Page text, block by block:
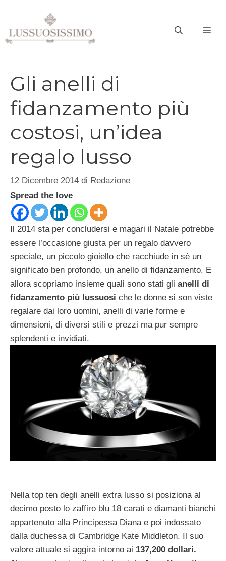
contenuto
Gli anelli di
fidanzamento più
costosi, un’idea
regalo lusso
12 Dicembre 2014 di Redazione
Spread the love
Il 2014 sta per concludersi e magari il Natale potrebbe
essere l’occasione giusta per un regalo davvero
speciale, un piccolo gioiello che racchiude in sè un
significato ben profondo, un anello di fidanzamento. E
allora scopriamo insieme quali sono stati gli anelli di
fidanzamento più lussuosi che le donne si son viste
regalare dai loro uomini, anelli di varie forme e
dimensioni, di diversi stili e prezzi ma pur sempre
splendenti e invidiati.
Nella top ten degli anelli extra lusso si posiziona al
decimo posto lo zaffiro blu 18 carati e diamanti bianchi
appartenuto alla Principessa Diana e poi indossato
dalla duchessa di Cambridge Kate Middleton. Il suo
valore attuale si aggira intorno ai 137,200 dollari.